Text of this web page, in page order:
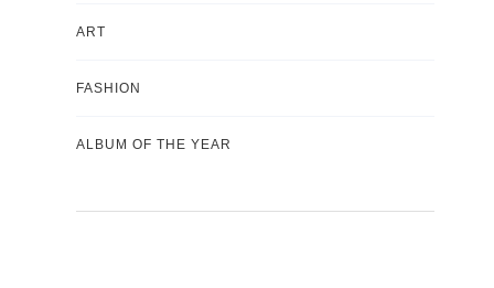
ART
FASHION
ALBUM OF THE YEAR